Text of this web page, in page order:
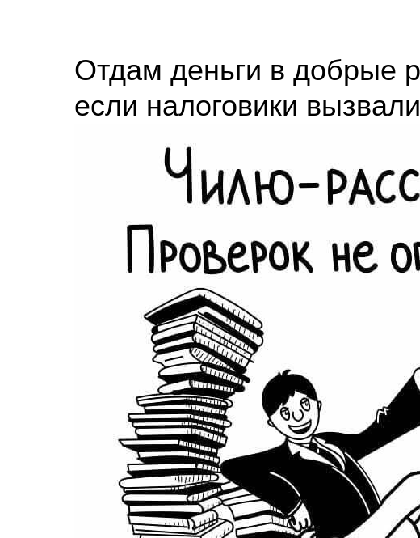
Отдам деньги в добрые
если налоговики